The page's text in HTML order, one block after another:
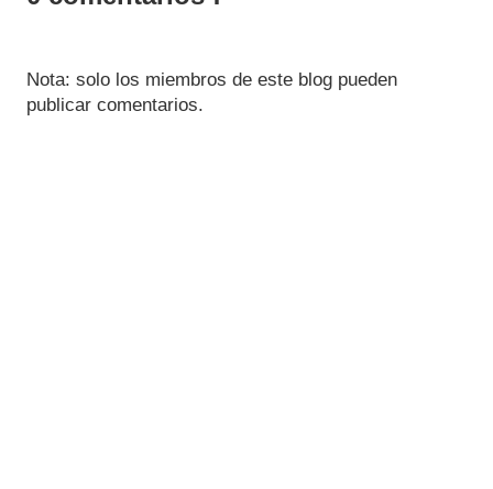
Nota: solo los miembros de este blog pueden
publicar comentarios.